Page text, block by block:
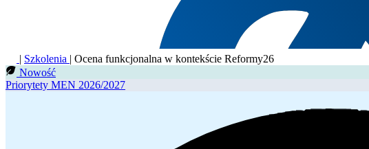
| Szkolenia | Ocena funkcjonalna w kontekście Reformy26
Nowość
Priorytety MEN 2026/2027